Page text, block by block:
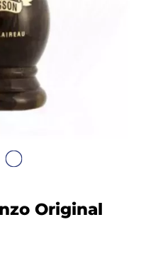
Original